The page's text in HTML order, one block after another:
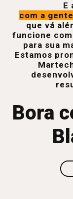
E
com a
que vá
funcione
para sua
Estamos
Bora